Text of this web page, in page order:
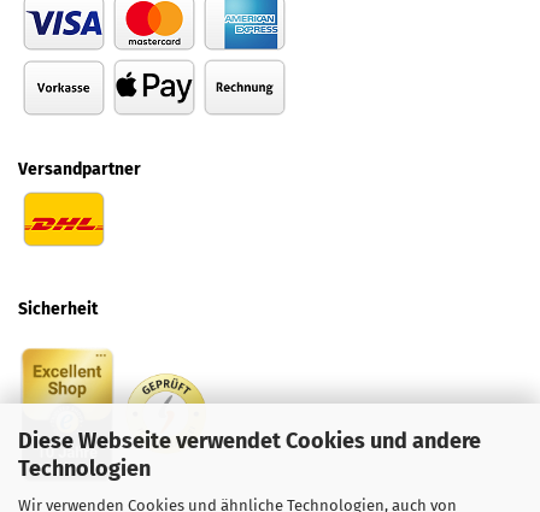
Diese Webseite verwendet Cookies und andere
Technologien
Wir verwenden Cookies und ähnliche Technologien, auch von
Versandpartner
Sicherheit